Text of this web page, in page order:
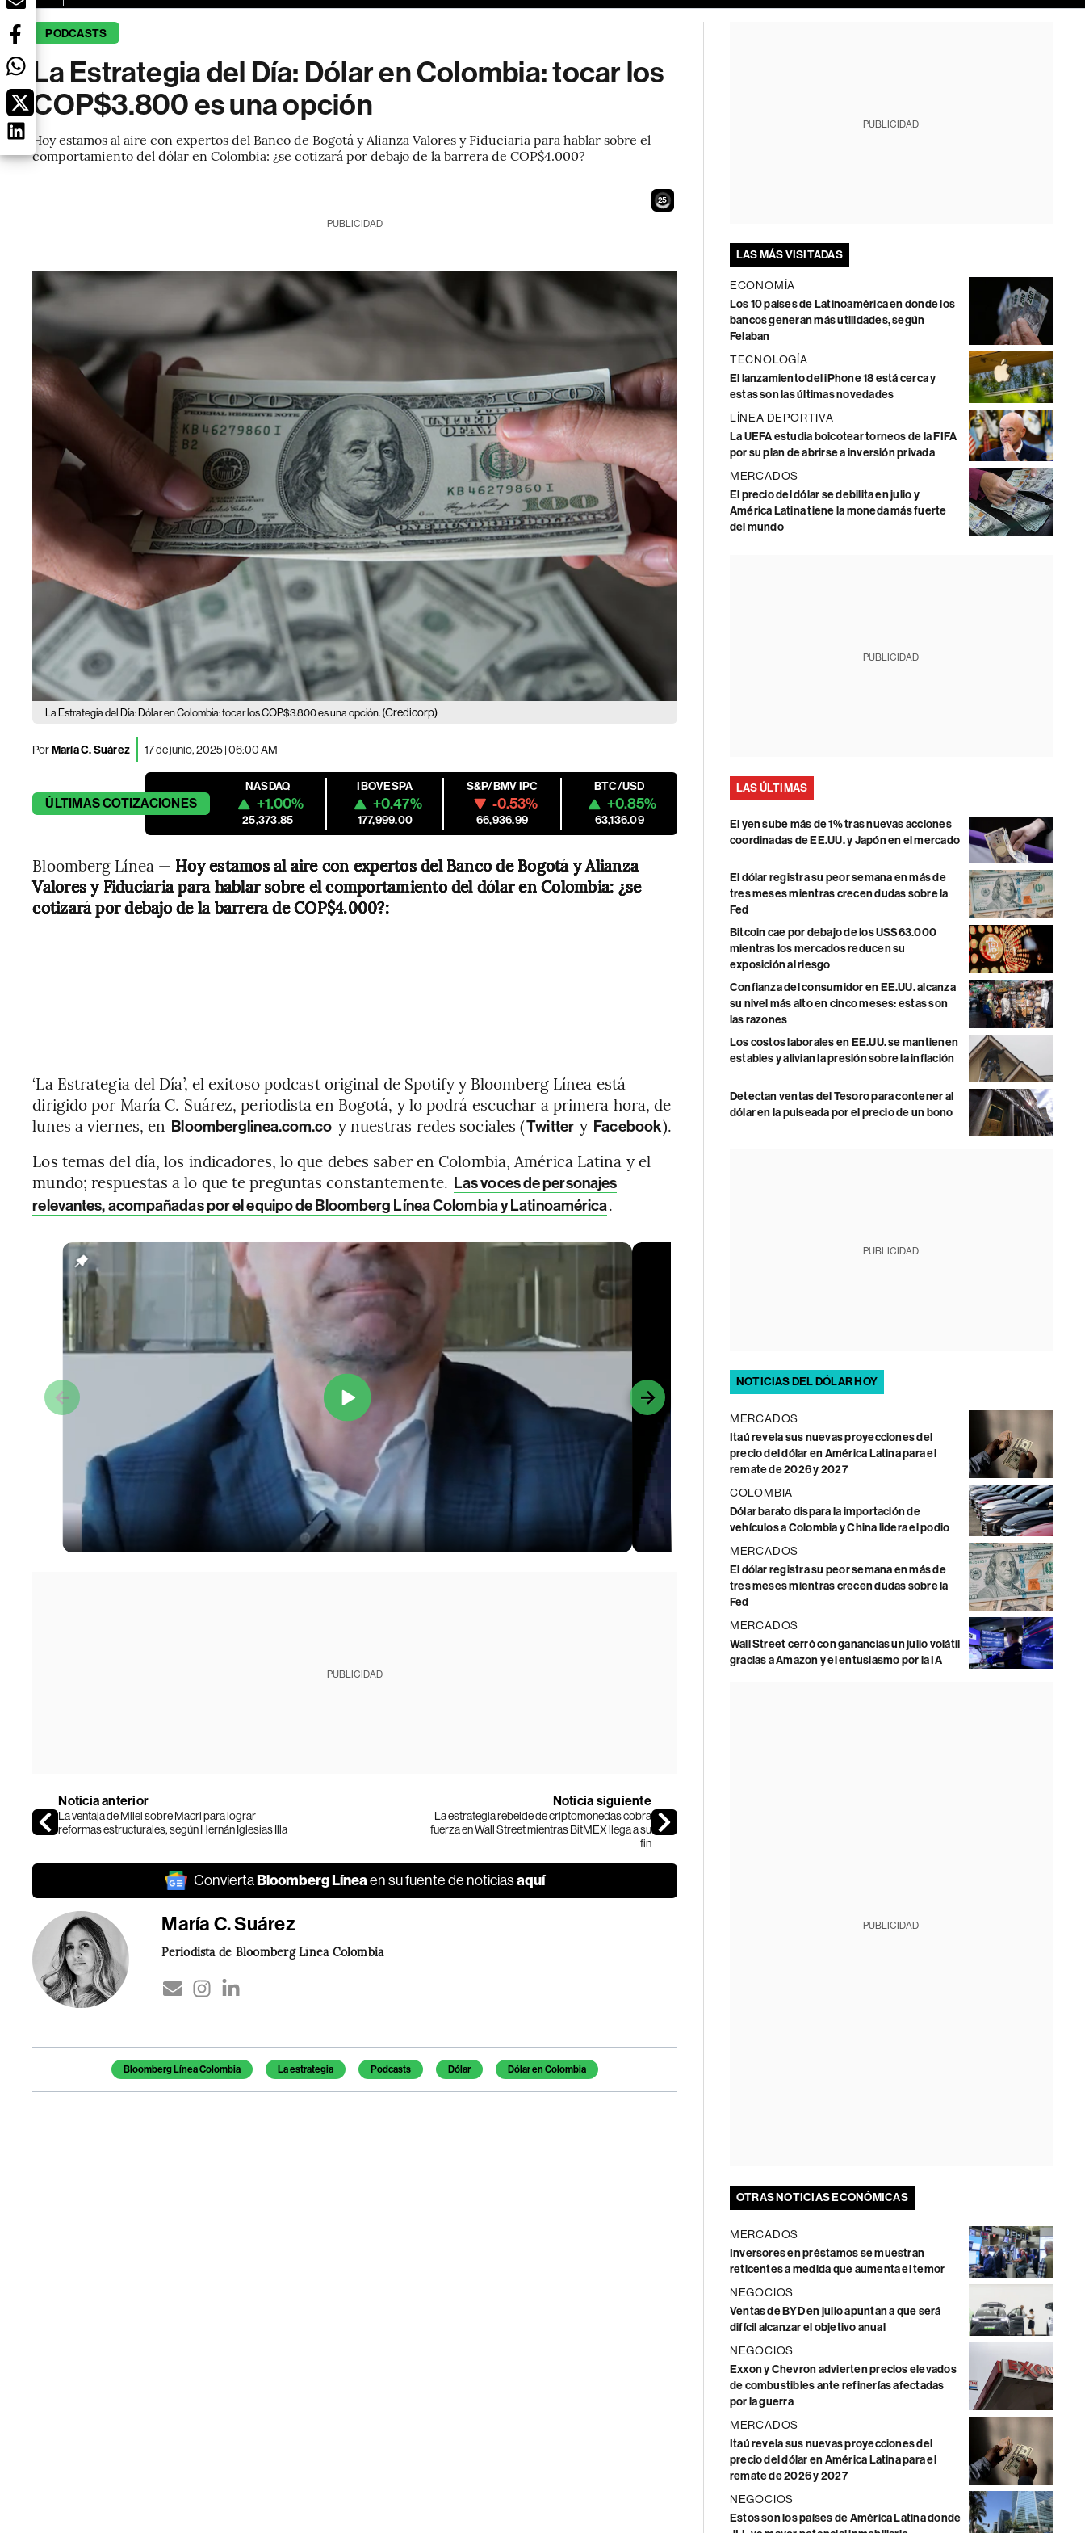
PODCASTS
La Estrategia del Día: Dólar en Colombia: tocar los
COP$3.800 es una opción
Hoy estamos al aire con expertos del Banco de Bogotá y Alianza Valores y Fiduciaria para hablar sobre el
comportamiento del dólar en Colombia: ¿se cotizará por debajo de la barrera de COP$4.000?
23
PUBLICIDAD
La Estrategia del Día: Dólar en Colombia: tocar los COP$3.800 es una opción. (Credicorp)
PorMaría C. Suárez 17 de junio, 2025 | 06:00 AM
ÚLTIMASCOTIZACIONES
NASDAQ
+1.00%
25,373.85
IBOVESPA
+0.47%
177,999.00
S&P/BMV IPC
-0.53%
66,936.99
BTC/USD
+0.85%
63,136.09
Bloomberg Línea — Hoy estamos al aire con expertos del Banco de Bogotá y Alianza
Valores y Fiduciaria para hablar sobre el comportamiento del dólar en Colombia: ¿se
cotizará por debajo de la barrera de COP$4.000?:
‘La Estrategia del Día’, el exitoso podcast original de Spotify y Bloomberg Línea está
dirigido por María C. Suárez, periodista en Bogotá, y lo podrá escuchar a primera hora, de
lunes a viernes, en Bloomberglinea.com.co y nuestras redes sociales (Twitter y Facebook).
Los temas del día, los indicadores, lo que debes saber en Colombia, América Latina y el
mundo; respuestas a lo que te preguntas constantemente. Las voces de personajes
relevantes, acompañadas por el equipo de Bloomberg Línea Colombia y Latinoamérica.
PUBLICIDAD
Noticia anterior
La ventaja de Milei sobre Macri para lograr
reformas estructurales, según Hernán Iglesias Illa
Noticia siguiente
La estrategia rebelde de criptomonedas cobra
fuerza en Wall Street mientras BitMEX llega a su
fin
ConviertaBloomberg Líneaen su fuente de noticiasaquí
María C. Suárez
Periodista de Bloomberg Línea Colombia
Temas de este artículo
Bloomberg Línea Colombia La estrategia Podcasts Dólar Dólar en Colombia
PUBLICIDAD
LAS MÁS VISITADAS
ECONOMÍA
Los 10 países de Latinoamérica en donde los
bancos generan más utilidades, según
Felaban
TECNOLOGÍA
El lanzamiento del iPhone 18 está cerca y
estas son las últimas novedades
LÍNEA DEPORTIVA
La UEFA estudia boicotear torneos de la FIFA
por su plan de abrirse a inversión privada
MERCADOS
El precio del dólar se debilita en julio y
América Latina tiene la moneda más fuerte
del mundo
PUBLICIDAD
LAS ÚLTIMAS
El yen sube más de 1% tras nuevas acciones
coordinadas de EE.UU. y Japón en el mercado
El dólar registra su peor semana en más de
tres meses mientras crecen dudas sobre la
Fed
Bitcoin cae por debajo de los US$63.000
mientras los mercados reducen su
exposición al riesgo
Confianza del consumidor en EE.UU. alcanza
su nivel más alto en cinco meses: estas son
las razones
Los costos laborales en EE.UU. se mantienen
estables y alivian la presión sobre la inflación
Detectan ventas del Tesoro para contener al
dólar en la pulseada por el precio de un bono
PUBLICIDAD
NOTICIAS DEL DÓLAR HOY
MERCADOS
Itaú revela sus nuevas proyecciones del
precio del dólar en América Latina para el
remate de 2026 y 2027
COLOMBIA
Dólar barato dispara la importación de
vehículos a Colombia y China lidera el podio
MERCADOS
El dólar registra su peor semana en más de
tres meses mientras crecen dudas sobre la
Fed
MERCADOS
Wall Street cerró con ganancias un julio volátil
gracias a Amazon y el entusiasmo por la IA
PUBLICIDAD
OTRAS NOTICIAS ECONÓMICAS
MERCADOS
Inversores en préstamos se muestran
reticentes a medida que aumenta el temor
NEGOCIOS
Ventas de BYD en julio apuntan a que será
difícil alcanzar el objetivo anual
NEGOCIOS
Exxon y Chevron advierten precios elevados
de combustibles ante refinerías afectadas
por la guerra
MERCADOS
Itaú revela sus nuevas proyecciones del
precio del dólar en América Latina para el
remate de 2026 y 2027
NEGOCIOS
Estos son los países de América Latina donde